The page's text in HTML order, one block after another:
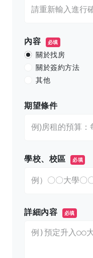
內容 必填
關於找房
關於簽約方法
其他
期望條件
學校、校區 必填
詳細內容 必填